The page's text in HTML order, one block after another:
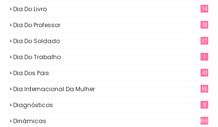
Dia Do Livro 14
Dia Do Professor 18
Dia Do Soldado 17
Dia Do Trabalho 1
Dia Dos Pais 41
Dia Internacional Da Mulher 16
Diagnósticos 9
Dinâmicas 66